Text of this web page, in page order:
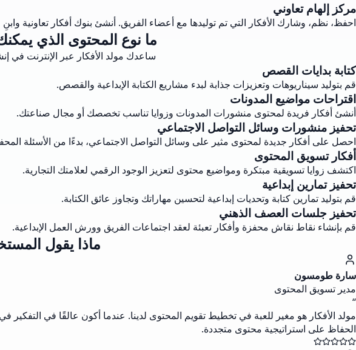
مركز إلهام تعاوني
احفظ، نظم، وشارك الأفكار التي تم توليدها مع أعضاء الفريق. أنشئ بنوك أفكار تعاونية
ما نوع المحتوى الذي
ساعدك مولد الأفكار عبر الإنترنت في
كتابة بدايات القصص
قم بتوليد سيناريوهات وتعزيزات جذابة لبدء مشاريع الكتابة الإبداعية والقصص.
اقتراحات مواضيع المدونات
أنشئ أفكار فريدة لمحتوى منشورات المدونات وزوايا تناسب تخصصك أو مجال صناعتك.
تحفيز منشورات وسائل التواصل الاجتماعي
احصل على أفكار جديدة لمحتوى مثير على وسائل التواصل الاجتماعي، بدءًا من الأسئلة
أفكار تسويق المحتوى
اكتشف زوايا تسويقية مبتكرة ومواضيع محتوى لتعزيز الوجود الرقمي لعلامتك التجارية.
تحفيز تمارين إبداعية
قم بتوليد تمارين كتابة وتحديات إبداعية لتحسين مهاراتك وتجاوز عائق الكتابة.
تحفيز جلسات العصف الذهني
قم بإنشاء نقاط نقاش محفزة وأفكار تعبئة لعقد اجتماعات الفريق وورش العمل الإبداعية.
ماذا يقول
سارة طومسون
مدير تسويق المحتوى
“
مولد الأفكار هو مغير للعبة في تخطيط تقويم المحتوى لدينا. عندما أكون عالقًا في
الحفاظ على استراتيجية محتوى متجددة.